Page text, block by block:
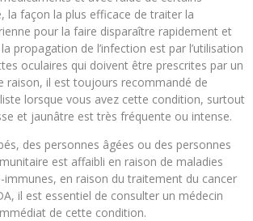
la façon la plus efficace de traiter la
pour la faire disparaître rapidement et
propagation de l’infection est par l’utilisation
oculaires qui doivent être prescrites par un
raison, il est toujours recommandé de
lorsque vous avez cette condition, surtout
et jaunâtre est très fréquente ou intense.
des personnes âgées ou des personnes
est affaibli en raison de maladies
en raison du traitement du cancer
il est essentiel de consulter un médecin
de cette condition.